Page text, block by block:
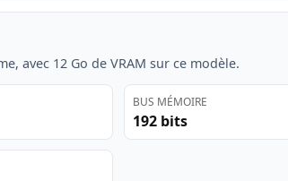
avec 12 Go de VRAM sur ce modèle.
BUS MÉMOIRE
192 bits